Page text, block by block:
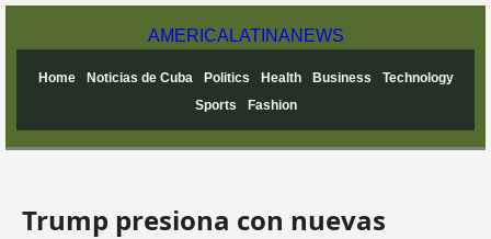
AMERICA LATINANEWS
Home Noticias de Cuba Politics Health Business
Technology
Sports
Fashion
Trump presiona con nuevas